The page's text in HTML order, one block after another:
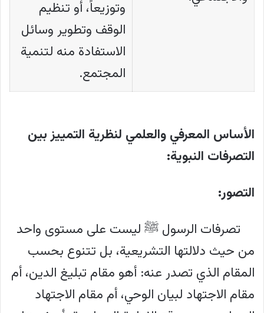
وتوزيعاً، أو تنظيم
الوقف وتطوير وسائل
الاستفادة منه لتنمية
المجتمع.
الأساس المعرفي والعلمي لنظرية التمييز بين
التصرفات النبوية:
التصور:
تصرفات الرسول ﷺ ليست على مستوى واحد
من حيث دلالتها التشريعية، بل تتنوع بحسب
المقام الذي تصدر عنه: أهو مقام تبليغ الدين، أم
مقام الاجتهاد لبيان الوحي، أم مقام الاجتهاد